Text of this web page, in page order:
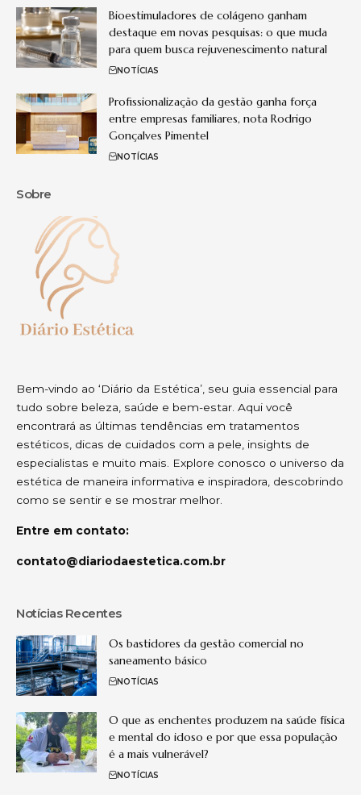
Bioestimuladores de colágeno ganham
destaque em novas pesquisas: o que muda
para quem busca rejuvenescimento natural
NOTÍCIAS
Profissionalização da gestão ganha força
entre empresas familiares, nota Rodrigo
Gonçalves Pimentel
NOTÍCIAS
Sobre
Bem-vindo ao ‘Diário da Estética’, seu guia essencial para
tudo sobre beleza, saúde e bem-estar. Aqui você
encontrará as últimas tendências em tratamentos
estéticos, dicas de cuidados com a pele, insights de
especialistas e muito mais. Explore conosco o universo da
estética de maneira informativa e inspiradora, descobrindo
como se sentir e se mostrar melhor.
Entre em contato:
contato@diariodaestetica.com.br
Notícias Recentes
Os bastidores da gestão comercial no
saneamento básico
NOTÍCIAS
O que as enchentes produzem na saúde física
e mental do idoso e por que essa população
é a mais vulnerável?
NOTÍCIAS